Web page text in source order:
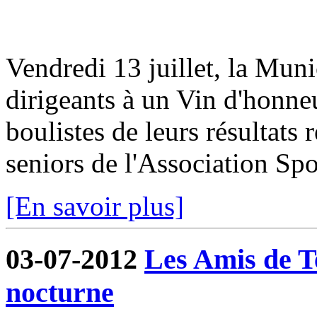
Vendredi 13 juillet, la
dirigeants à un Vin
boulistes de leurs résultats
seniors de l'Association
[En savoir plus]
03-07-2012 Les Amis de
nocturne